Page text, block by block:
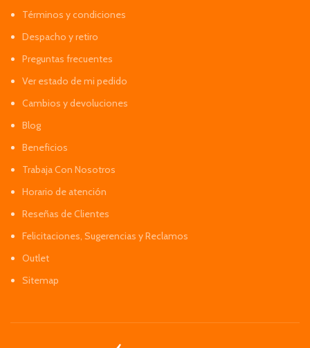
Términos y condiciones
Despacho y retiro
Preguntas frecuentes
Ver estado de mi pedido
Cambios y devoluciones
Blog
Beneficios
Trabaja Con Nosotros
Horario de atención
Reseñas de Clientes
Felicitaciones, Sugerencias y Reclamos
Outlet
Sitemap